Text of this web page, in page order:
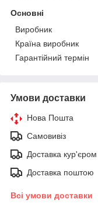
Основні
Виробник
Країна виробник
Гарантійний термін
Умови доставки
Нова Пошта
Самовивіз
Доставка кур'єром
Доставка поштою
Всі умови доставки